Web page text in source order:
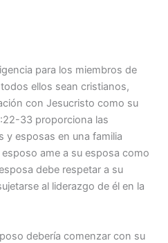
para los miembros de
ellos sean cristianos,
con Jesucristo como su
33 proporciona las
y esposas en una familia
ame a su esposa como
debe respetar a su
al liderazgo de él en la
debería comenzar con su